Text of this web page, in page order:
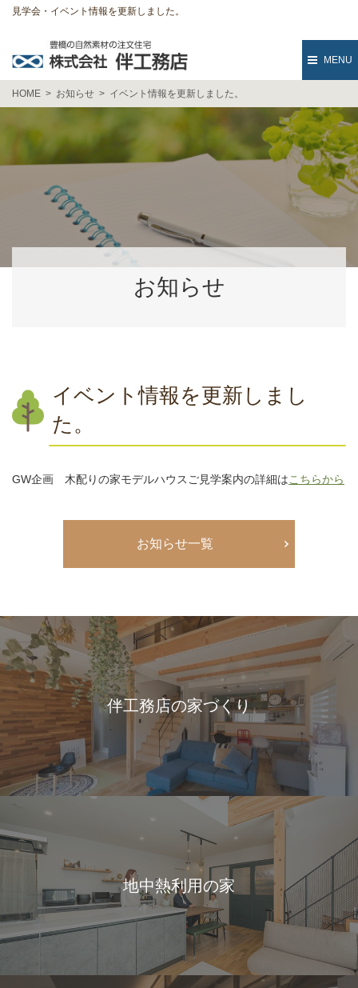
見学会・イベント情報を更新しました。
MENU
HOME お知らせ イベント情報を更新しました。
お知らせ
イベント情報を更新しまし
た。
GW企画 木配りの家モデルハウスご見学案内の詳細はこちらから
お知らせ一覧
伴工務店の家づくり
地中熱利用の家